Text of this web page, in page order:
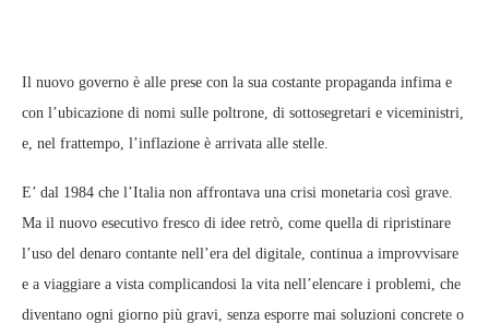
Il nuovo governo è alle prese con la sua costante propaganda infima e
con l’ubicazione di nomi sulle poltrone, di sottosegretari e viceministri,
e, nel frattempo, l’inflazione è arrivata alle stelle.
E’ dal 1984 che l’Italia non affrontava una crisi monetaria così grave.
Ma il nuovo esecutivo fresco di idee retrò, come quella di ripristinare
l’uso del denaro contante nell’era del digitale, continua a improvvisare
e a viaggiare a vista complicandosi la vita nell’elencare i problemi, che
diventano ogni giorno più gravi, senza esporre mai soluzioni concrete o